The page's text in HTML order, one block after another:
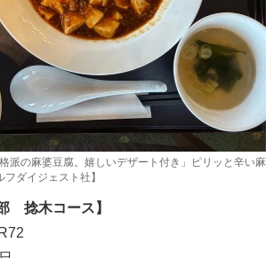
派の麻婆豆腐。嬉しいデザート付き」ピリッと辛い麻
ダイジェスト社】
捻木コース】